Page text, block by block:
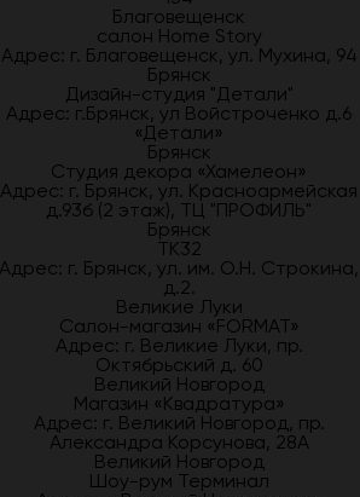
Благовещенск
салон Home Story
Адрес: г. Благовещенск, ул. Мухина, 94
Брянск
Дизайн-студия "Детали"
Адрес: г.Брянск, ул Войстроченко д.6
«Детали»
Брянск
Студия декора «Хамелеон»
Адрес: г. Брянск, ул. Красноармейская
д.93б (2 этаж), ТЦ "ПРОФИЛЬ"
Брянск
ТК32
Адрес: г. Брянск, ул. им. О.Н. Строкина,
д.2.
Великие Луки
Салон-магазин «FORMAT»
Адрес: г. Великие Луки, пр.
Октябрьский д. 60
Великий Новгород
Магазин «Квадратура»
Адрес: г. Великий Новгород, пр.
Александра Корсунова, 28А
Великий Новгород
Шоу-рум Терминал